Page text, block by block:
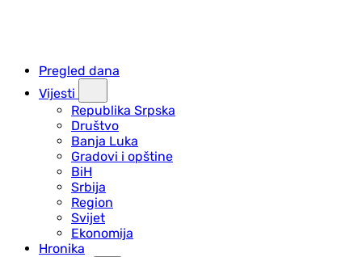
Pregled dana
Vijesti
Republika Srpska
Društvo
Banja Luka
Gradovi i opštine
BiH
Srbija
Region
Svijet
Ekonomija
Hronika